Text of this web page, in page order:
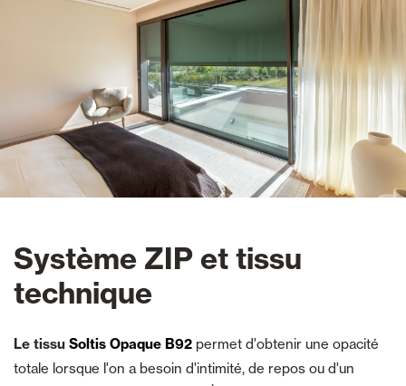
Système ZIP et tissu
technique
Le tissu Soltis Opaque B92 permet d'obtenir une opacité
totale lorsque l'on a besoin d'intimité, de repos ou d'un